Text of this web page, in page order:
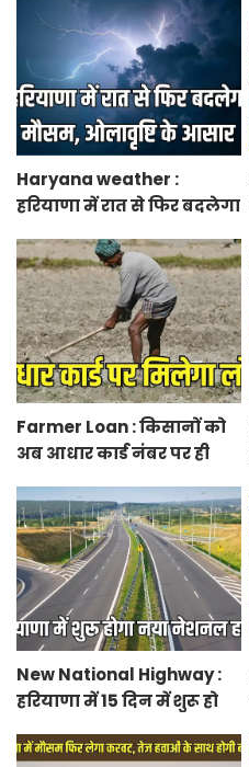
Haryana weather :
हरियाणा में रात से फिर बदलेगा
Farmer Loan : किसानों को
अब आधार कार्ड नंबर पर ही
से एमओयू करेगी सरकार
New National Highway :
हरियाणा में 15 दिन में शुरू हो
केएमपी से होगी सीधी